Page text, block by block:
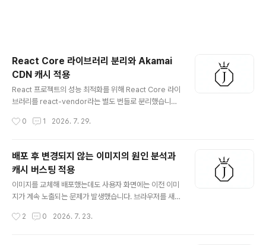
React Core 라이브러리 분리와 Akamai
CDN 캐시 적용
React 프로젝트의 성능 최적화를 위해 React Core 라이
브러리를 react-vendor라는 별도 번들로 분리했습니다.
계열 라이브러리를 별도의 react-vendor 청크로 분리했
anualChunks(id) { if (/node_modules\/(react|rea
ct-dom|scheduler|react-router|react-router-d
om)\//.test(id)) { return 'react-vendor'; ..
0 1 2026. 7. 29.
배포 후 변경되지 않는 이미지의 원인 분석과
캐시 버스팅 적용
이미지를 교체해 배포했는데도 사용자 화면에는 이전 이미
지가 계속 노출되는 문제가 발생했습니다. 브라우저를 새
지가 표시되는 상황이었습니다. 배포 이후에는 Akamai P
2 0 2026. 7. 23.